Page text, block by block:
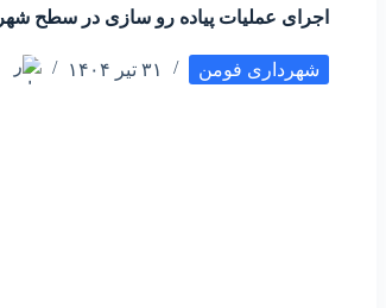
اجرای عملیات پیاده رو سازی در سطح شهر
شهرداری فومن ۳۱ تیر ۱۴۰۴